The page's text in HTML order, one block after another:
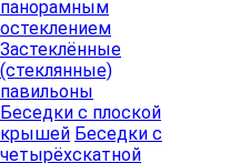
панорамным
остеклением
Застеклённые
(стеклянные)
павильоны
Беседки с плоской
крышей Беседки с
четырёхскатной